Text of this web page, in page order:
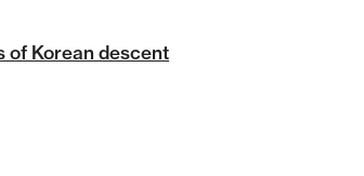
of Korean descent